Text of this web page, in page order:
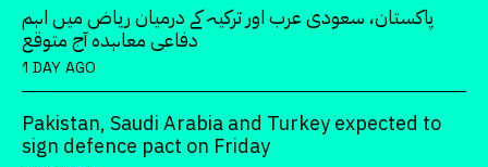
پاکستان، سعودی عرب اور ترکیہ کے درمیان ریاض میں اہم
دفاعی معاہدہ آج متوقع
1 DAY AGO
Pakistan, Saudi Arabia and Turkey expected to
sign defence pact on Friday